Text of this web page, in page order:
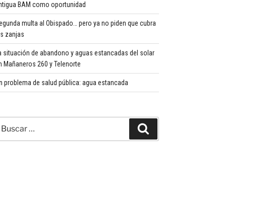
BAM como oportunidad
multa al Obispado… pero ya no piden que cubra
zanjas
situación de abandono y aguas estancadas del solar
Mañaneros 260 y Telenorte
problema de salud pública: agua estancada